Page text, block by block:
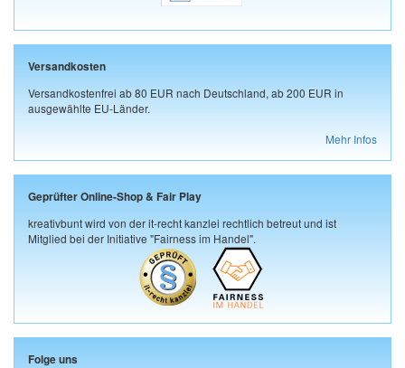
Versandkosten
Versandkostenfrei ab 80 EUR nach Deutschland, ab 200 EUR in
ausgewählte EU-Länder.
Mehr Infos
Geprüfter Online-Shop & Fair Play
kreativbunt wird von der it-recht kanzlei rechtlich betreut und ist
Mitglied bei der Initiative "Fairness im Handel".
Folge uns